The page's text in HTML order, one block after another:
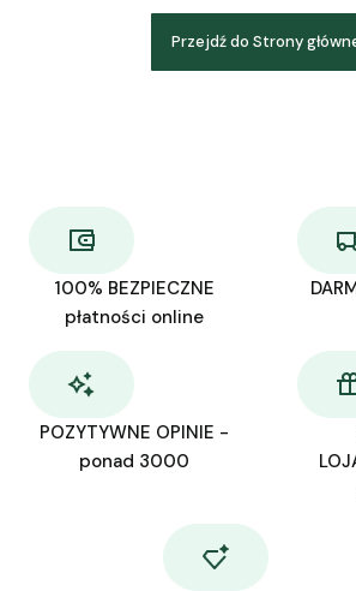
Przejdź do Strony
100% BEZPIECZNE
płatności online
POZYTYWNE OPINIE -
ponad 3000